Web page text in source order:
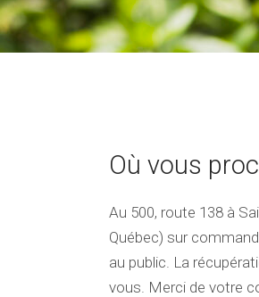
Où vous
Au 500, route 138 à
Québec) sur
au public. La
vous. Merci de votre